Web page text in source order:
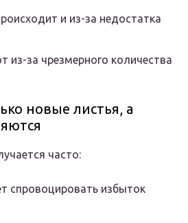
и из-за недостатка
из-за чрезмерного количества
новые листья, а
часто:
спровоцировать избыток